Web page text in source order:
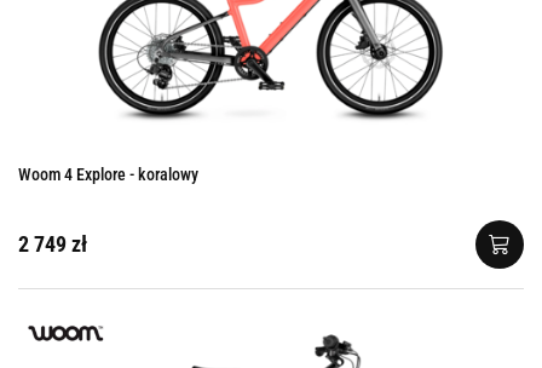
Woom 4 Explore - koralowy
2 749 zł